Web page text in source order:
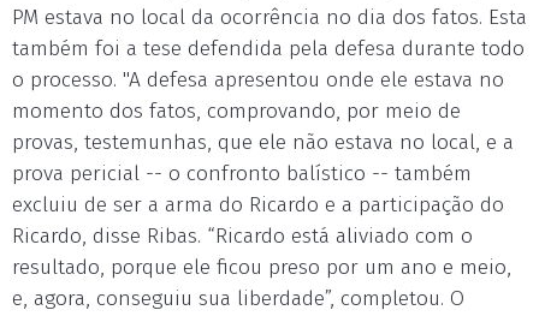
PM estava no local da ocorrência no dia dos fatos. Esta
também foi a tese defendida pela defesa durante todo
o processo. "A defesa apresentou onde ele estava no
momento dos fatos, comprovando, por meio de
provas, testemunhas, que ele não estava no local, e a
prova pericial -- o confronto balístico -- também
excluiu de ser a arma do Ricardo e a participação do
Ricardo, disse Ribas. “Ricardo está aliviado com o
resultado, porque ele ficou preso por um ano e meio,
e, agora, conseguiu sua liberdade”, completou. O